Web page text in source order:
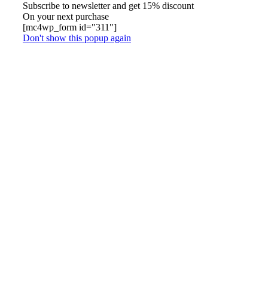
Subscribe to newsletter and get 15% discount
On your next purchase
[mc4wp_form id="311"]
Don't show this popup again